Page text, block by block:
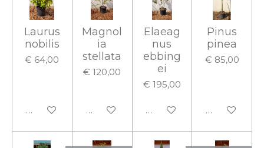
Laurus
nobilis
€ 64,00
In winkelwagen
Magnol
ia
stellata
€ 120,00
In winkelwagen
Elaeag
nus
ebbing
ei
€ 195,00
In winkelwagen
Pinus
pinea
€ 85,00
In